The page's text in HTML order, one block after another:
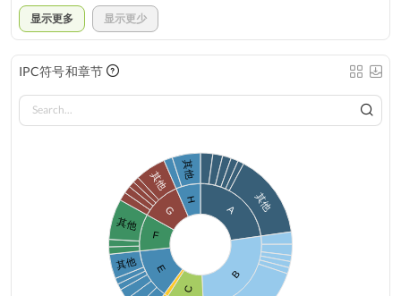
显示更多 显示更少
IPC符号和章节
A 其他
B
C
E
其他
F
其他
G
其他
H
其他